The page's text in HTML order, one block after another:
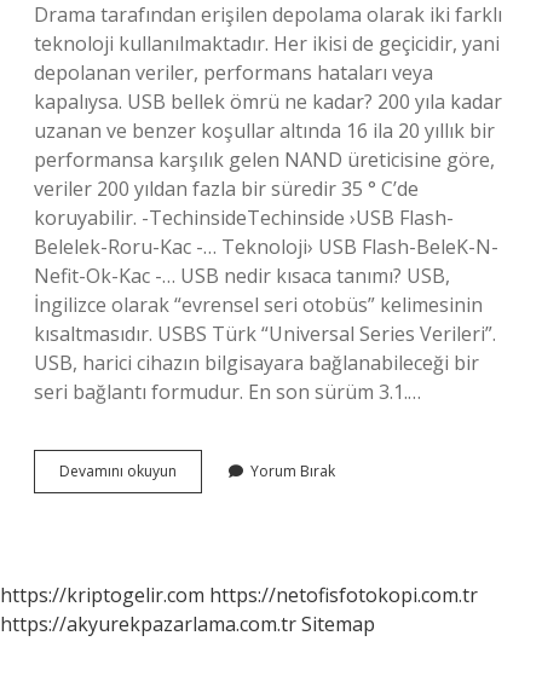
Drama tarafından erişilen depolama olarak iki farklı
teknoloji kullanılmaktadır. Her ikisi de geçicidir, yani
depolanan veriler, performans hataları veya
kapalıysa. USB bellek ömrü ne kadar? 200 yıla kadar
uzanan ve benzer koşullar altında 16 ila 20 yıllık bir
performansa karşılık gelen NAND üreticisine göre,
veriler 200 yıldan fazla bir süredir 35 ° C’de
koruyabilir. -TechinsideTechinside ›USB Flash-
Belelek-Roru-Kac -… Teknoloji› USB Flash-BeleK-N-
Nefit-Ok-Kac -… USB nedir kısaca tanımı? USB,
İngilizce olarak “evrensel seri otobüs” kelimesinin
kısaltmasıdır. USBS Türk “Universal Series Verileri”.
USB, harici cihazın bilgisayara bağlanabileceği bir
seri bağlantı formudur. En son sürüm 3.1.…
Devamını okuyun
Bellek
Bellektir
Yorum Bırak
https://kriptogelir.com https://netofisfotokopi.com.tr
https://akyurekpazarlama.com.trSitemap